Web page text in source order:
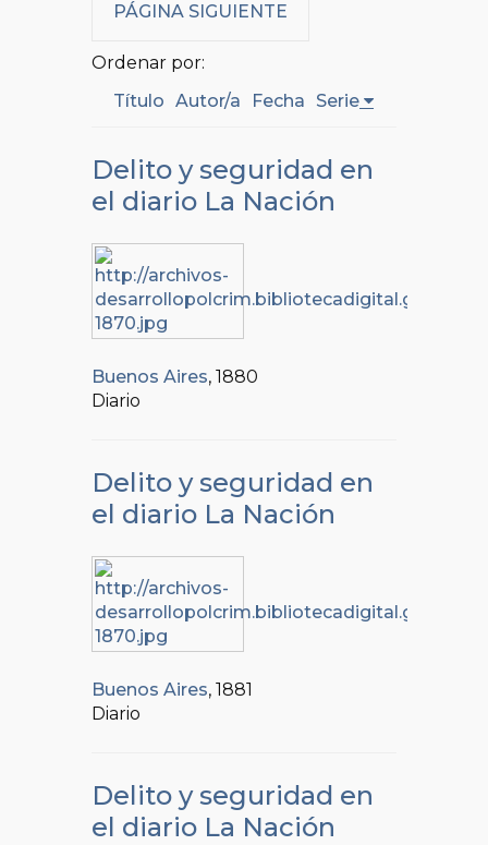
PÁGINA SIGUIENTE
Ordenar por:
Título Autor/a Fecha Serie
Delito y seguridad en
el diario La Nación
Buenos Aires, 1880
Diario
Delito y seguridad en
el diario La Nación
Buenos Aires, 1881
Diario
Delito y seguridad en
el diario La Nación